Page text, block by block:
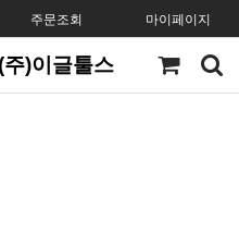
주문조회 마이페이지
)이글툴스